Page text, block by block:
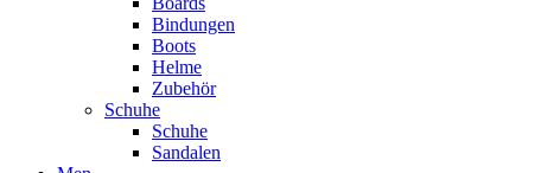
Bindungen
Boots
Helme
Zubehör
Schuhe
Schuhe
Sandalen